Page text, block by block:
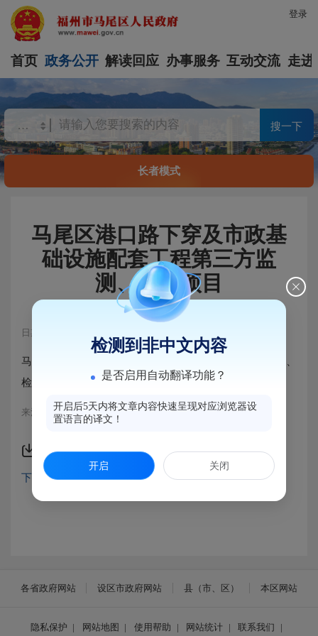
登录
首页 政务公开 解读回应 办事服务 互动交流 走进
搜一下
长者模式
马尾区港口路下穿及市政基
础设施配套工程第三方监
测、检测项目
日期：2020-07-09 10:07
马尾区港口路下穿及市政基础设施配套工程第三方监测、
检测项目
来源：马尾区工程招投标办公室
附件下载
下穿.pdf
各省政府网站 设区市政府网站 县（市、区） 本区网站
隐私保护 | 网站地图 | 使用帮助 | 网站统计 | 联系我们 |
检测到非中文内容
是否启用自动翻译功能？
开启后5天内将文章内容快速呈现对应浏览器设
置语言的译文！
开启 关闭